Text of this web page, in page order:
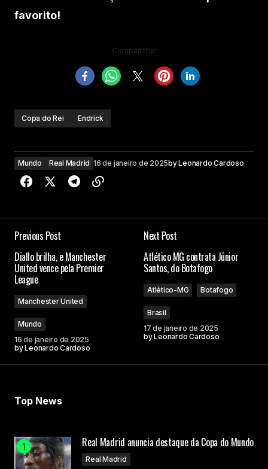
favorito!
Compartilhe!
Copa do Rei Endrick
Mundo Real Madrid 16 de janeiro de 2025byLeonardo Cardoso
Previous Post
Diallo brilha, e Manchester
United vence pela Premier
League
Manchester United
Mundo
16 de janeiro de 2025
byLeonardo Cardoso
Next Post
Atlético MG contrata Júnior
Santos, do Botafogo
Atlético-MG Botafogo
Brasil
17 de janeiro de 2025
byLeonardo Cardoso
Top News
Real Madrid anuncia destaque da Copa do Mundo
Real Madrid